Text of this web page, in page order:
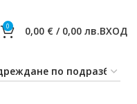
0 0,00 € / 0,00 лв.ВХОД